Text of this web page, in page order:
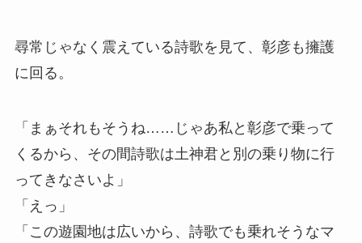
尋常じゃなく震えている詩歌を見て、彰彦も擁護
に回る。
「まぁそれもそうね……じゃあ私と彰彦で乗って
くるから、その間詩歌は土神君と別の乗り物に行
ってきなさいよ」
「えっ」
「この遊園地は広いから、詩歌でも乗れそうなマ